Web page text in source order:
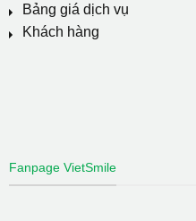
Bảng giá dịch vụ
Khách hàng
Fanpage VietSmile